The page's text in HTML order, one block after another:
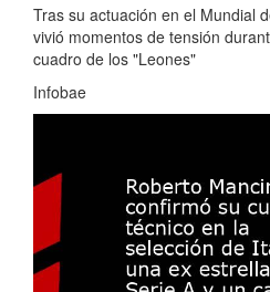
Tras su actuación en el Mundial
vivió momentos de tensión
cuadro de los "Leones"
Infobae